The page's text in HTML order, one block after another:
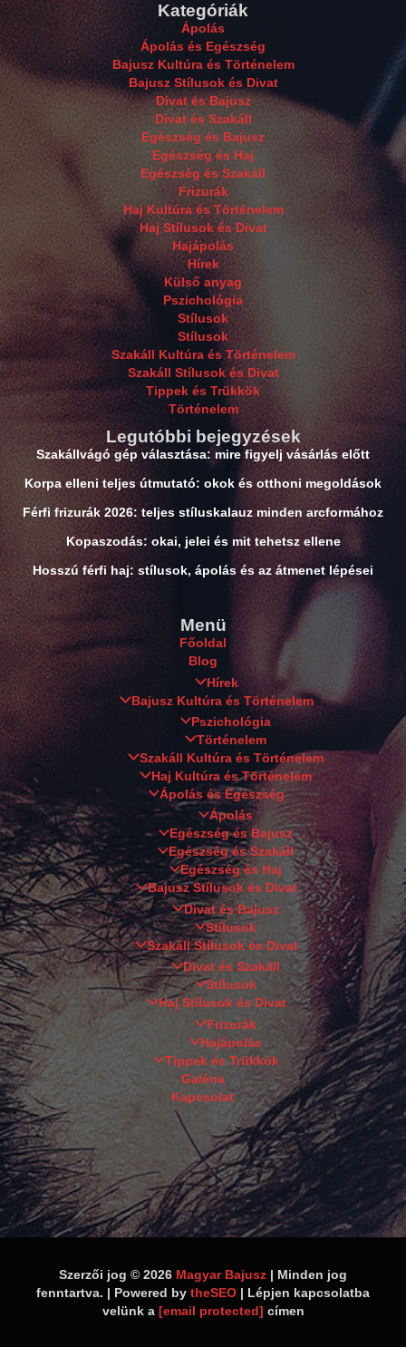
Kategóriák
Ápolás
Ápolás és Egészség
Bajusz Kultúra és Történelem
Bajusz Stílusok és Divat
Divat és Bajusz
Divat és Szakáll
Egészség és Bajusz
Egészség és Haj
Egészség és Szakáll
Frizurák
Haj Kultúra és Történelem
Haj Stílusok és Divat
Hajápolás
Hírek
Külső anyag
Pszichológia
Stílusok
Stílusok
Szakáll Kultúra és Történelem
Szakáll Stílusok és Divat
Tippek és Trükkök
Történelem
Legutóbbi bejegyzések
Szakállvágó gép választása: mire figyelj vásárlás előtt
Korpa elleni teljes útmutató: okok és otthoni megoldások
Férfi frizurák 2026: teljes stíluskalauz minden arcformához
Kopaszodás: okai, jelei és mit tehetsz ellene
Hosszú férfi haj: stílusok, ápolás és az átmenet lépései
Menü
Főoldal
Blog
Hírek
Bajusz Kultúra és Történelem
Pszichológia
Történelem
Szakáll Kultúra és Történelem
Haj Kultúra és Történelem
Ápolás és Egészség
Ápolás
Egészség és Bajusz
Egészség és Szakáll
Egészség és Haj
Bajusz Stílusok és Divat
Divat és Bajusz
Stílusok
Szakáll Stílusok és Divat
Divat és Szakáll
Stílusok
Haj Stílusok és Divat
Frizurák
Hajápolás
Tippek és Trükkök
Galéria
Kapcsolat
Szerzői jog © 2026 Magyar Bajusz | Minden jog
fenntartva. | Powered by theSEO | Lépjen kapcsolatba
velünk a [email protected] címen